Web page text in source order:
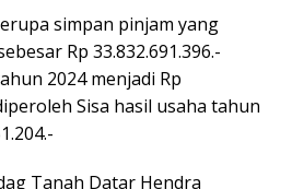
simpan pinjam yang
Rp 33.832.691.396.-
2024 menjadi Rp
Sisa hasil usaha tahun
Tanah Datar Hendra